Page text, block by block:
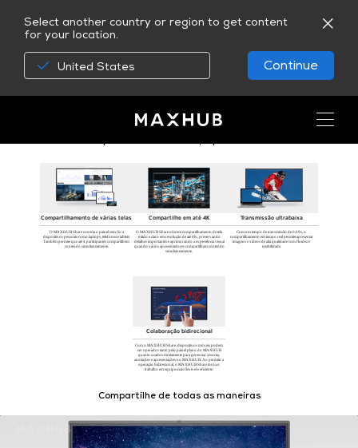
Select another country or region to get content
for your location.
United States Continue
Compartilhamento de várias telas
O MAXHUB Share conecta o painel sem fio a
dispositivos pessoais como laptops, telefones e tablets.
Também permite que até 4 participantes compartilhem
conteúdo simultaneamente.
Compartilhe em até 4K
O MAXHUB Share oferece compartilhamento de tela
nítido e claro em resolução de até 4K, preservando
detalhes importantes e aprimorando a experiência visual
quando vários apresentadores compartilham conteúdo
simultaneamente.
Transmissão ultrabaixa
Com um tempo de transmissão de 0,09s, o
compartilhamento em tempo real permite apresentar
imagens e vídeos de alta qualidade com fluidez e
estabilidade.
Colaboração bidirecional
Com o MAXHUB Share, dispositivos móveis podem
ser operados tanto pelo painel plano do MAXHUB
quanto usados diretamente para gerenciar a escrita,
anotações e apresentações no MAXHUB. Ao permitir a
operação bidirecional, o MAXHUB Share torna o
trabalho em equipe mais flexível e eficiente.
Compartilhe de todas as maneiras